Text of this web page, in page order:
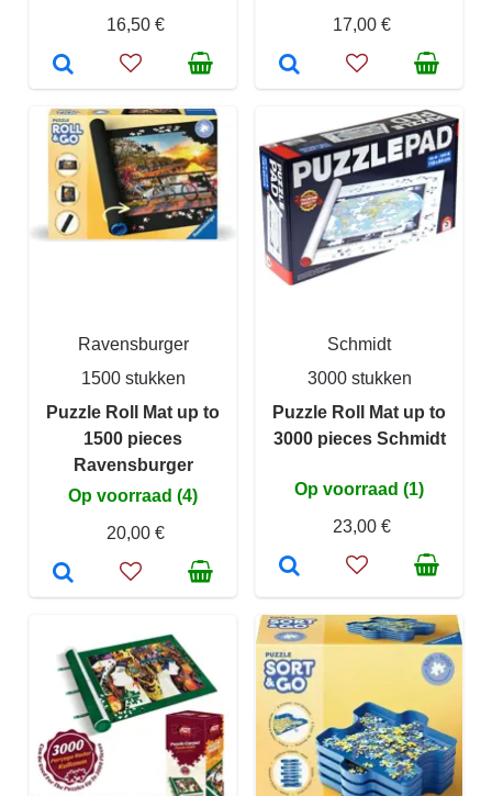
16,50 € 17,00 €
Ravensburger
1500 stukken
Puzzle Roll Mat up to
1500 pieces
Ravensburger
Op voorraad (4)
20,00 €
Schmidt
3000 stukken
Puzzle Roll Mat up to
3000 pieces Schmidt
Op voorraad (1)
23,00 €